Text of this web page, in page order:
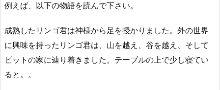
例えば、以下の物語を読んで下さい。
成熟したリンゴ君は神様から足を授かりました。外の世界
に興味を持ったリンゴ君は、山を越え、谷を越え、そして
ピットの家に辿り着きました。テーブルの上で少し寝てい
ると。。